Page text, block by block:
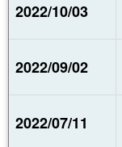
2022/10/03
2022/09/02
2022/07/11